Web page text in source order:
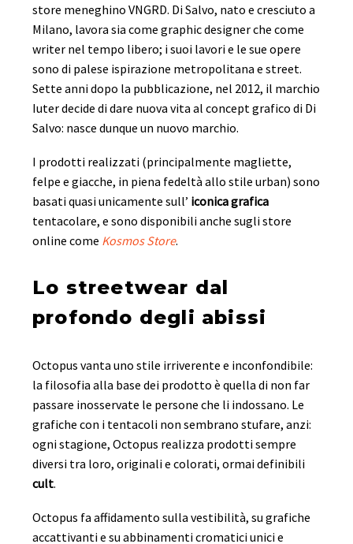
store meneghino VNGRD. Di Salvo, nato e cresciuto a
Milano, lavora sia come graphic designer che come
writer nel tempo libero; i suoi lavori e le sue opere
sono di palese ispirazione metropolitana e street.
Sette anni dopo la pubblicazione, nel 2012, il marchio
Iuter decide di dare nuova vita al concept grafico di Di
Salvo: nasce dunque un nuovo marchio.
I prodotti realizzati (principalmente magliette,
felpe e giacche, in piena fedeltà allo stile urban) sono
basati quasi unicamente sull’ iconica grafica
tentacolare, e sono disponibili anche sugli store
online come Kosmos Store.
Lo streetwear dal
profondo degli abissi
Octopus vanta uno stile irriverente e inconfondibile:
la filosofia alla base dei prodotto è quella di non far
passare inosservate le persone che li indossano. Le
grafiche con i tentacoli non sembrano stufare, anzi:
ogni stagione, Octopus realizza prodotti sempre
diversi tra loro, originali e colorati, ormai definibili
cult.
Octopus fa affidamento sulla vestibilità, su grafiche
accattivanti e su abbinamenti cromatici unici e